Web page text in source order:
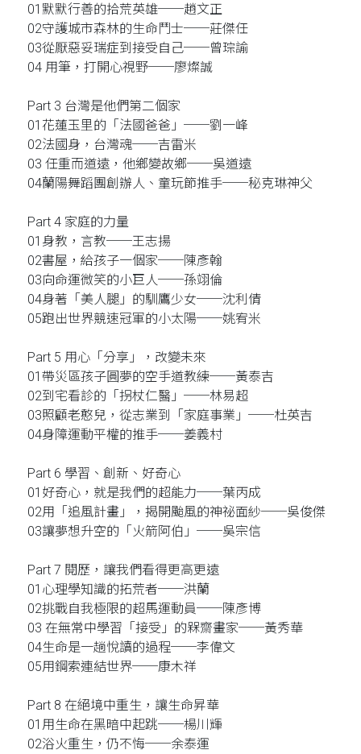
01默默行善的拾荒英雄──趙文正
02守護城市森林的生命鬥士──莊傑任
03從厭惡妥瑞症到接受自己──曾琮諭
04 用筆，打開心視野──廖燦誠
Part 3 台灣是他們第二個家
01花蓮玉里的「法國爸爸」──劉一峰
02法國身，台灣魂──吉雷米
03 任重而道遠，他鄉變故鄉──吳道遠
04蘭陽舞蹈團創辦人、童玩節推手──秘克琳神父
Part 4 家庭的力量
01身教，言教──王志揚
02書屋，給孩子一個家──陳彥翰
03向命運微笑的小巨人──孫翊倫
04身著「美人腿」的馴鷹少女──沈利倩
05跑出世界競速冠軍的小太陽──姚宥米
Part 5 用心「分享」，改變未來
01帶災區孩子圓夢的空手道教練──黃泰吉
02到宅看診的「拐杖仁醫」──林易超
03照顧老憨兒，從志業到「家庭事業」──杜英吉
04身障運動平權的推手──姜義村
Part 6 學習、創新、好奇心
01好奇心，就是我們的超能力──葉丙成
02用「追風計畫」，揭開颱風的神祕面紗──吳俊傑
03讓夢想升空的「火箭阿伯」──吳宗信
Part 7 閱歷，讓我們看得更高更遠
01心理學知識的拓荒者──洪蘭
02挑戰自我極限的超馬運動員──陳彥博
03 在無常中學習「接受」的槑齋畫家──黃秀華
04生命是一趟悅讀的過程──李偉文
05用鋼索連結世界──康木祥
Part 8 在絕境中重生，讓生命昇華
01用生命在黑暗中起跳──楊川輝
02浴火重生，仍不悔──余泰運